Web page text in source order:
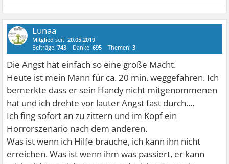
Lunaa
Mitglied seit:20.05.2019
Beiträge:743 Danke:695 Themen:3
Die Angst hat einfach so eine große Macht.
Heute ist mein Mann für ca. 20 min. weggefahren. Ich
bemerkte dass er sein Handy nicht mitgenommenen
hat und ich drehte vor lauter Angst fast durch....
Ich fing sofort an zu zittern und im Kopf ein
Horrorszenario nach dem anderen.
Was ist wenn ich Hilfe brauche, ich kann ihn nicht
erreichen. Was ist wenn ihm was passiert, er kann